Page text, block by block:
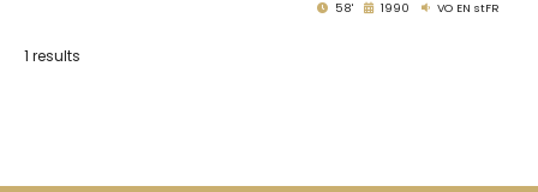
58' 1990 VO EN stFR
1 results